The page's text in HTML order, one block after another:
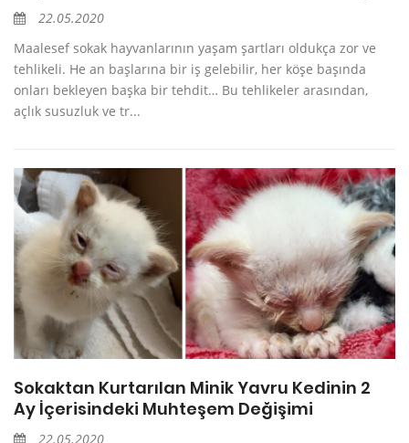
22.05.2020
Maalesef sokak hayvanlarının yaşam şartları oldukça zor ve
tehlikeli. He an başlarına bir iş gelebilir, her köşe başında
onları bekleyen başka bir tehdit… Bu tehlikeler arasından,
açlık susuzluk ve tr...
Sokaktan Kurtarılan Minik Yavru Kedinin 2
Ay İçerisindeki Muhteşem Değişimi
22.05.2020